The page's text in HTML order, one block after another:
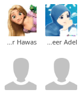
Abeer Adel
Hadeer Hawas